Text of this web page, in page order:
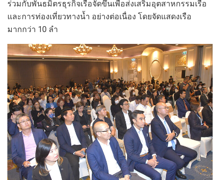
ร่วมกับพันธมิตรธุรกิจเรือจัดขึ้นเพื่อส่งเสริมอุตสาหกรรมเรือ
และการท่องเที่ยวทางน้ำ อย่างต่อเนื่อง โดยจัดแสดงเรือ
มากกว่า 10 ลำ